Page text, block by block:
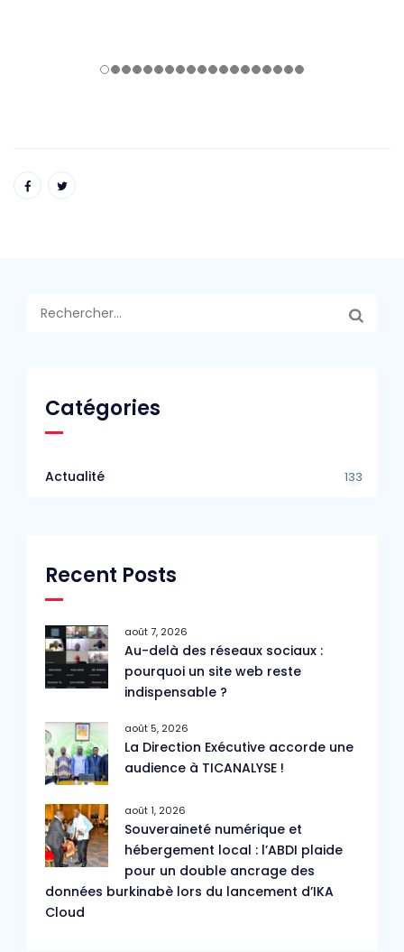
Catégories
Actualité 133
Recent Posts
août 7, 2026
Au-delà des réseaux sociaux :
pourquoi un site web reste
indispensable ?
août 5, 2026
La Direction Exécutive accorde une
audience à TICANALYSE !
août 1, 2026
Souveraineté numérique et
hébergement local : l’ABDI plaide
pour un double ancrage des
données burkinabè lors du lancement d’IKA
Cloud